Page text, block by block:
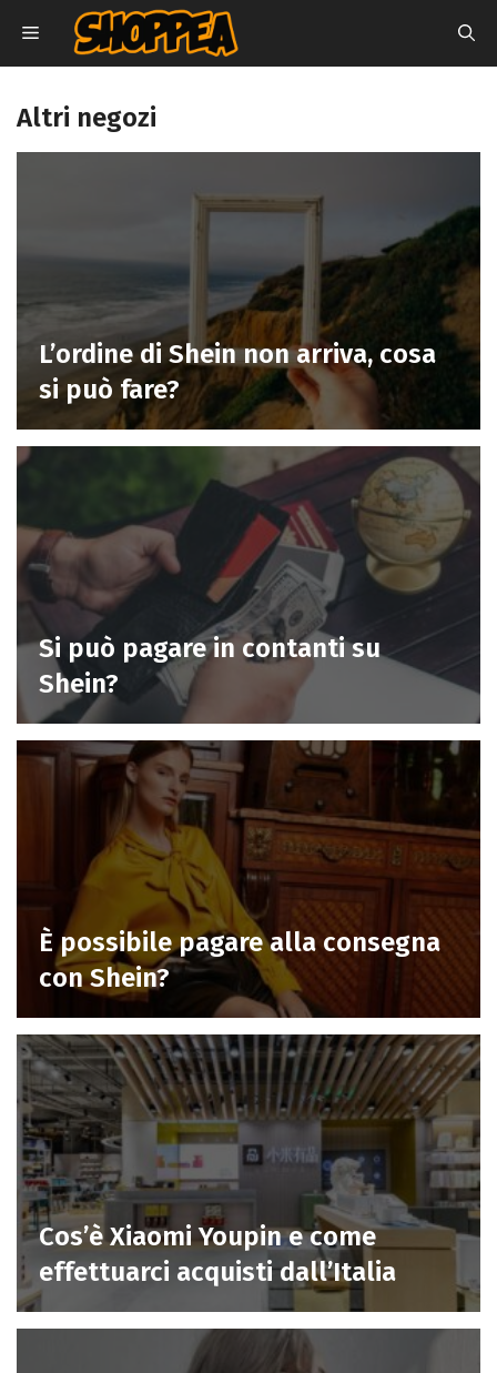
contenuto
MENU
Altri negozi
L’ordine di Shein non arriva, cosa
si può fare?
Si può pagare in contanti su
Shein?
È possibile pagare alla consegna
con Shein?
Cos’è Xiaomi Youpin e come
effettuarci acquisti dall’Italia